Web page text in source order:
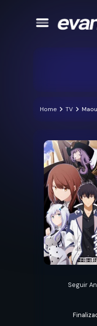
Home TV
Seguir